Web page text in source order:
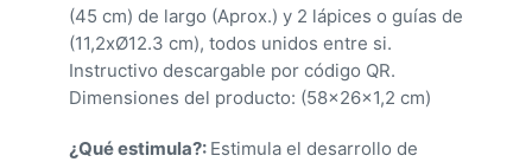
(45 cm) de largo (Aprox.) y 2 lápices o guías de
(11,2xØ12.3 cm), todos unidos entre si.
Instructivo descargable por código QR.
Dimensiones del producto: (58x26x1,2 cm)
¿Qué estimula?: Estimula el desarrollo de